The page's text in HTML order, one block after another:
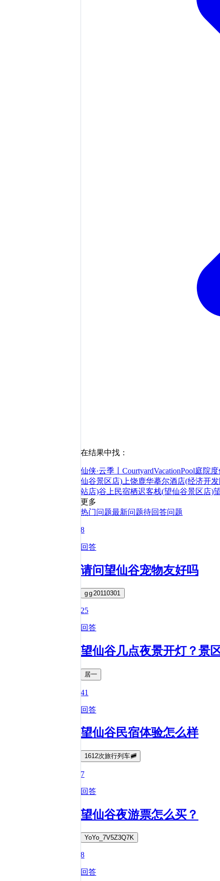
在结果中找：
仙侠·云季丨CourtyardVacationPool庭院
仙谷景区店) 上饶鹿华摹尔酒店(经济开
站店)谷上民宿栖迟客栈(望仙谷景区店)
更多
热门问题最新问题待回答问题
8
回答
请问望仙谷宠物友好吗
g g 20110301
25
回答
望仙谷几点夜景开灯？景
居一
41
回答
望仙谷民宿体验怎么样
1612次旅行列车🚞
7
回答
望仙谷夜游票怎么买？
YoYo_7V5Z3Q7K
8
回答